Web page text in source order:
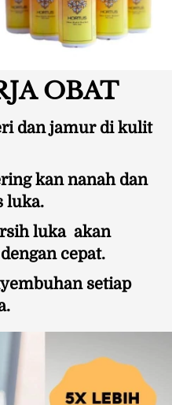
OBAT
dan jamur di kulit
kan nanah dan
luka.
luka  akan
cepat.
setiap